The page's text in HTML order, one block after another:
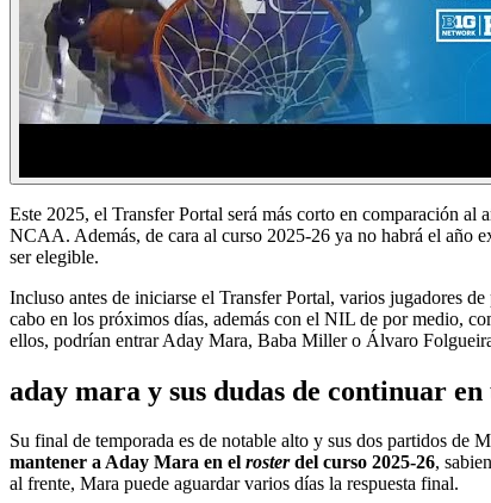
Este 2025, el Transfer Portal será más corto en comparación al
NCAA. Además, de cara al curso 2025-26 ya no habrá el año
ser elegible.
Incluso antes de iniciarse el Transfer Portal, varios jugadores
cabo en los próximos días, además con el NIL de por medio,
ellos, podrían entrar Aday Mara, Baba Miller o Álvaro
aday mara y sus dudas de continuar en
Su final de temporada es de notable alto y sus dos partidos de
mantener a Aday Mara en el rosterdel curso 2025-26,
al frente, Mara puede aguardar varios días la respuesta final.